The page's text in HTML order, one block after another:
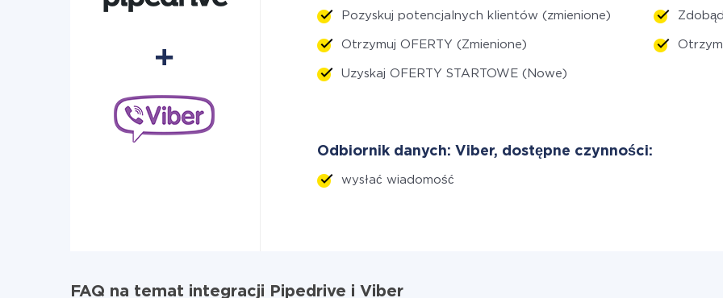
Pozyskuj potencjalnych klientów (zmienione)
Otrzymuj OFERTY (Zmienione)
Uzyskaj OFERTY STARTOWE (Nowe)
Odbiornik danych: Viber, dostępne czynności:
wysłać wiadomość
FAQ na temat integracji Pipedrive i Viber